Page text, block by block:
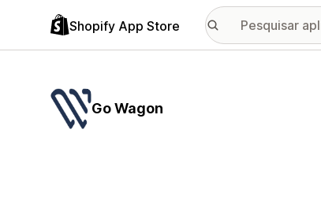
Shopify App Store
Go Wagon